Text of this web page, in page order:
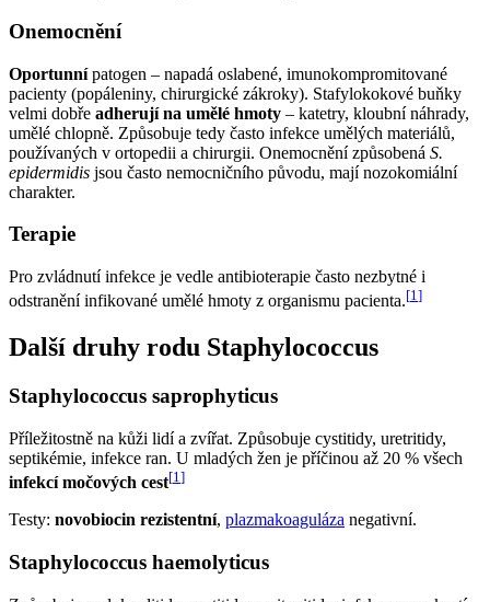
Onemocnění
Oportunnípatogen – napadá oslabené, imunokompromitované
pacienty (popáleniny, chirurgické zákroky). Stafylokokové buňky
velmi dobře adherují na umělé hmoty – katetry, kloubní náhrady,
umělé chlopně. Způsobuje tedy často infekce umělých materiálů,
používaných v ortopedii a chirurgii. Onemocnění způsobená S.
epidermidis jsou často nemocničního původu, mají nozokomiální
charakter.
Terapie
Pro zvládnutí infekce je vedle antibioterapie často nezbytné i
odstranění infikované umělé hmoty z organismu pacienta.[1 ]
Další druhy rodu Staphylococcus
Staphylococcus saprophyticus
Příležitostně na kůži lidí a zvířat. Způsobuje cystitidy, uretritidy,
septikémie, infekce ran. U mladých žen je příčinou až 20 % všech
infekcí močových cest[1 ]
Testy: novobiocin rezistentní, plazmakoaguláza negativní.
Staphylococcus haemolyticus